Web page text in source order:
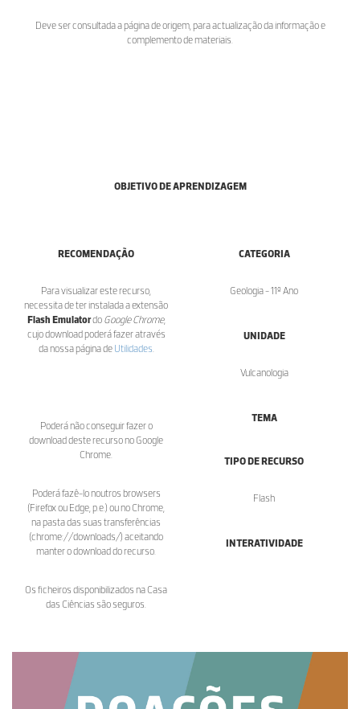
Deve ser consultada a página de origem, para actualização da informação e
complemento de materiais.
OBJETIVO DE APRENDIZAGEM
RECOMENDAÇÃO
Para visualizar este recurso,
necessita de ter instalada a extensão
Flash Emulatordo Google Chrome,
cujo download poderá fazer através
da nossa página de Utilidades.
Poderá não conseguir fazer o
download deste recurso no Google
Chrome.
Poderá fazê-lo noutros browsers
(Firefox ou Edge, p.e.) ou no Chrome,
na pasta das suas transferências
(chrome://downloads/) aceitando
manter o download do recurso.
Os ficheiros disponibilizados na Casa
das Ciências são seguros.
CATEGORIA
Geologia - 11º Ano
UNIDADE
Vulcanologia
TEMA
TIPO DE RECURSO
Flash
INTERATIVIDADE